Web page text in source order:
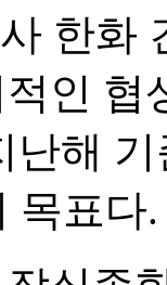
한화
인 협
난해
목표다.